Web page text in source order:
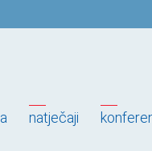
natječaji